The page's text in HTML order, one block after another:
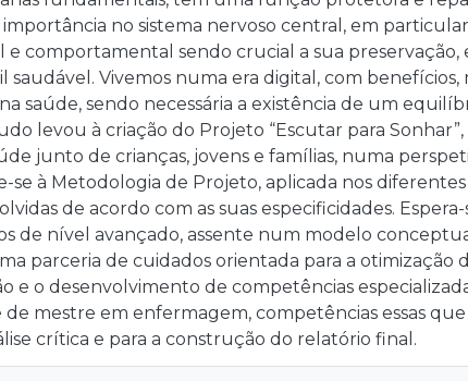
no sistema nervoso central, em
e comportamental sendo crucial a sua preservação,
Vivemos numa era digital, com benefícios,
saúde, sendo necessária a existência de um
levou à criação do Projeto “Escutar para
junto de crianças, jovens e famílias, numa
se à Metodologia de Projeto, aplicada nos
de acordo com as suas especificidades.
de nível avançado, assente num modelo
parceria de cuidados orientada para a otimização
e o desenvolvimento de competências
mestre em enfermagem, competências essas que
crítica e para a construção do relatório final.